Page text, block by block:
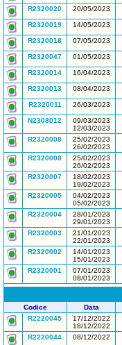
R2320020 20/05/2023
R2320019 14/05/2023
R2320018 07/05/2023
R2320047 01/05/2023
R2320014 16/04/2023
R2320013 08/04/2023
R2320011 26/03/2023
N2308012
09/03/2023
12/03/2023
R2320008
25/02/2023
26/02/2023
R2320008
25/02/2023
26/02/2023
R2320007
18/02/2023
19/02/2023
R2320005
04/02/2023
05/02/2023
R2320004
28/01/2023
29/01/2023
R2320003
21/01/2023
22/01/2023
R2320002
14/01/2023
15/01/2023
R2320001
07/01/2023
08/01/2023
Codice Data
R2220045
17/12/2022
18/12/2022
R2220044
08/12/2022